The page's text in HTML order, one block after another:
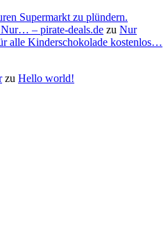
Supermarkt zu plündern.
– pirate-deals.de zu Nur
alle Kinderschokolade kostenlos…
zu Hello world!